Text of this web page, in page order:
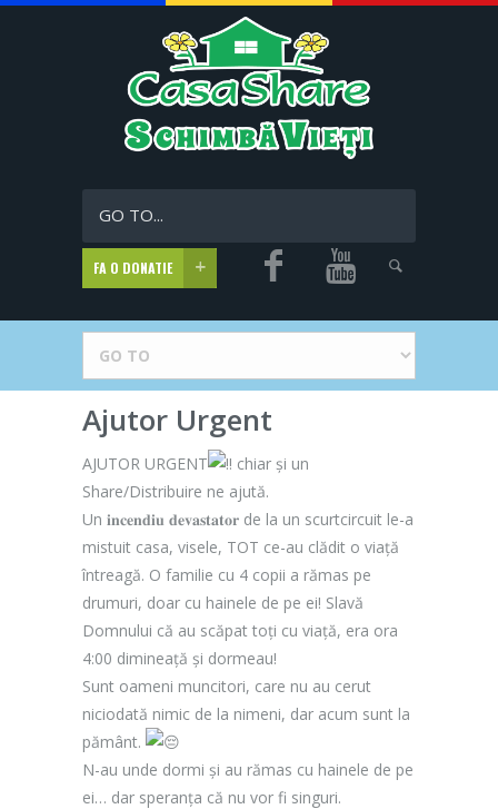
GO TO...
FA O DONATIE
Ajutor Urgent
AJUTOR URGENT
chiar și un
Share/Distribuire ne ajută.
Un 𝐢𝐧𝐜𝐞𝐧𝐝𝐢𝐮 𝐝𝐞𝐯𝐚𝐬𝐭𝐚𝐭𝐨𝐫 de la un scurtcircuit le-a
mistuit casa, visele, TOT ce-au clădit o viață
întreagă. O familie cu 4 copii a rămas pe
drumuri, doar cu hainele de pe ei! Slavă
Domnului că au scăpat toți cu viață, era ora
4:00 dimineață și dormeau!
Sunt oameni muncitori, care nu au cerut
niciodată nimic de la nimeni, dar acum sunt la
pământ.
N-au unde dormi și au rămas cu hainele de pe
ei… dar speranța că nu vor fi singuri.